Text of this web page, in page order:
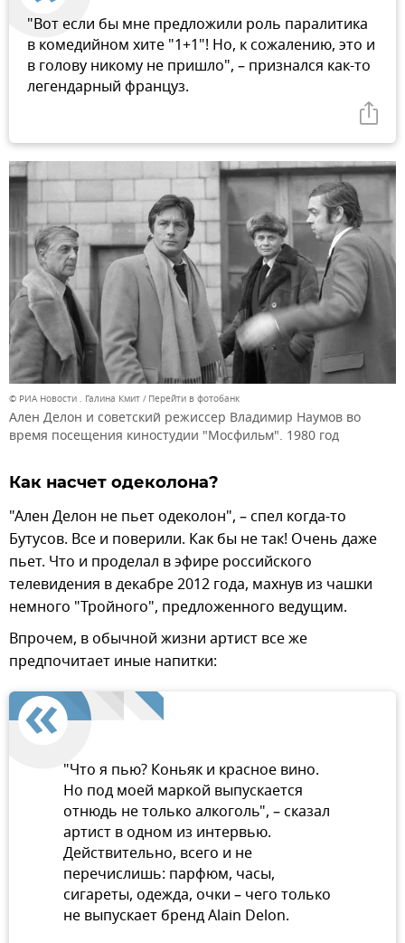
"Вот если бы мне предложили роль паралитика
в комедийном хите "1+1"! Но, к сожалению, это и
в голову никому не пришло", – признался как-то
легендарный француз.
© РИА Новости . Галина Кмит Перейти в фотобанк
Ален Делон и советский режиссер Владимир Наумов во
время посещения киностудии "Мосфильм". 1980 год
Как насчет одеколона?
"Ален Делон не пьет одеколон", – спел когда-то
Бутусов. Все и поверили. Как бы не так! Очень даже
пьет. Что и проделал в эфире российского
телевидения в декабре 2012 года, махнув из чашки
немного "Тройного", предложенного ведущим.
Впрочем, в обычной жизни артист все же
предпочитает иные напитки:
"Что я пью? Коньяк и красное вино.
Но под моей маркой выпускается
отнюдь не только алкоголь", – сказал
артист в одном из интервью.
Действительно, всего и не
перечислишь: парфюм, часы,
сигареты, одежда, очки – чего только
не выпускает бренд Alain Delon.